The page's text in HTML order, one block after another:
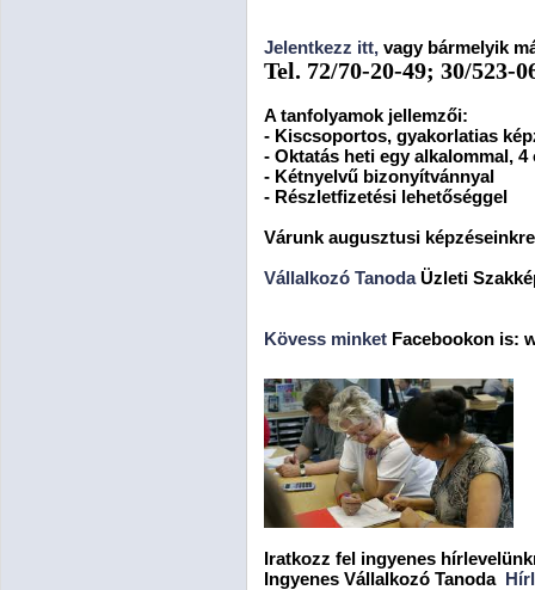
Jelentkezz itt, vagy bármelyik
Tel. 72/70-20-49; 30/523-
A tanfolyamok jellemzői:
- Kiscsoportos, gyakorlatias
- Oktatás heti egy alkalommal, 4
- Kétnyelvű bizonyítvánnyal
- Részletfizetési lehetőséggel
Várunk augusztusi
Vállalkozó TanodaÜzleti
Kövess minket Facebookon is:
Iratkozz fel ingyenes
Ingyenes Vállalkozó Tanoda